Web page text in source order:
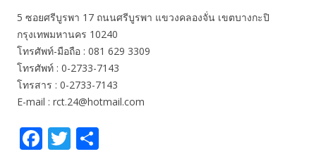
5 ซอยศรีบูรพา 17 ถนนศรีบูรพา แขวงคลองจั่น เขตบางกะปิ
กรุงเทพมหานคร 10240
โทรศัพท์-มือถือ : 081 629 3309
โทรศัพท์ : 0-2733-7143
โทรสาร : 0-2733-7143
E-mail : rct.24@hotmail.com
F T